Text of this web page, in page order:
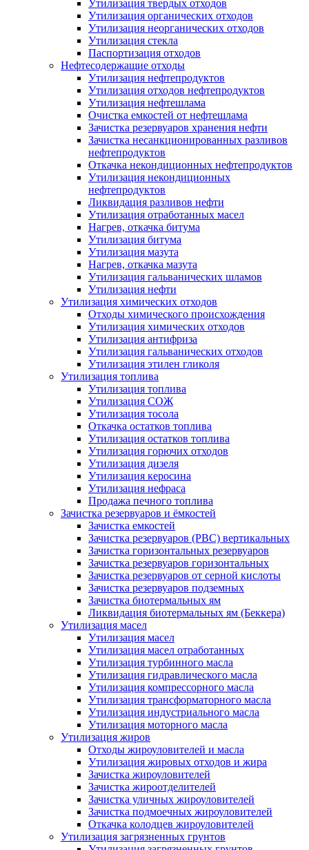
Утилизация твердых отходов
Утилизация органических отходов
Утилизация неорганических отходов
Утилизация стекла
Паспортизация отходов
Нефтесодержащие отходы
Утилизация нефтепродуктов
Утилизация отходов нефтепродуктов
Утилизация нефтешлама
Очистка емкостей от нефтешлама
Зачистка резервуаров хранения нефти
Зачистка несанкционированных разливов
нефтепродуктов
Откачка некондиционных нефтепродуктов
Утилизация некондиционных
нефтепродуктов
Ликвидация разливов нефти
Утилизация отработанных масел
Нагрев, откачка битума
Утилизация битума
Утилизация мазута
Нагрев, откачка мазута
Утилизация гальванических шламов
Утилизация нефти
Утилизация химических отходов
Отходы химического происхождения
Утилизация химических отходов
Утилизация антифриза
Утилизация гальванических отходов
Утилизация этилен гликоля
Утилизация топлива
Утилизация топлива
Утилизация СОЖ
Утилизация тосола
Откачка остатков топлива
Утилизация остатков топлива
Утилизация горючих отходов
Утилизация дизеля
Утилизация керосина
Утилизация нефраса
Продажа печного топлива
Зачистка резервуаров и ёмкостей
Зачистка емкостей
Зачистка резервуаров (РВС) вертикальных
Зачистка горизонтальных резервуаров
Зачистка резервуаров горизонтальных
Зачистка резервуаров от серной кислоты
Зачистка резервуаров подземных
Зачистка биотермальных ям
Ликвидация биотермальных ям (Беккера)
Утилизация масел
Утилизация масел
Утилизация масел отработанных
Утилизация турбинного масла
Утилизация гидравлического масла
Утилизация компрессорного масла
Утилизация трансформаторного масла
Утилизация индустриального масла
Утилизация моторного масла
Утилизация жиров
Отходы жироуловителей и масла
Утилизация жировых отходов и жира
Зачистка жироуловителей
Зачистка жироотделителей
Зачистка уличных жироуловителей
Зачистка подмоечных жироуловителей
Откачка колодцев жироуловителей
Утилизация загрязненных грунтов